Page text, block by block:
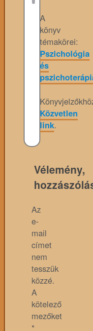
A
könyv
témakörei:
Pszichológia
és
Közvetlen
link.
Vélemény,
Az
e-
mail
címet
nem
tesszük
közzé.
A
kötelező
mezőket
*